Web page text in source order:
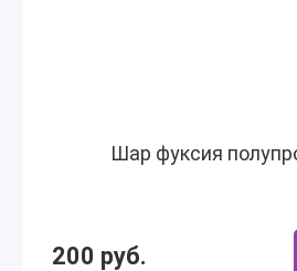
Шар фуксия
200 руб.